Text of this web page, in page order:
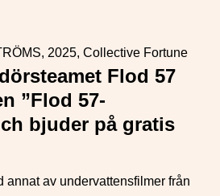
2025, Collective Fortune
Flod 57
”Flod 57-
bjuder på gratis
annat av undervattensfilmer från